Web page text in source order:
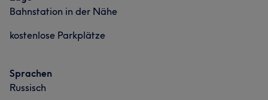
Bahnstation in der Nähe
kostenlose Parkplätze
Sprachen
Russisch